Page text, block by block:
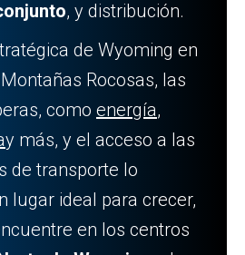
, y distribución.
de Wyoming en
Rocosas, las
como energía,
y más, y el acceso a las
de transporte lo
lugar ideal para crecer,
en los centros